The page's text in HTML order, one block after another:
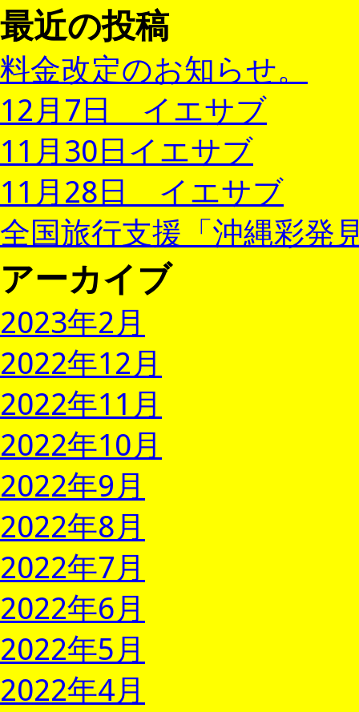
最近の投稿
料金改定のお知らせ。
12月7日 イエサブ
11月30日イエサブ
11月28日 イエサブ
全国旅行支援「沖縄彩発
アーカイブ
2023年2月
2022年12月
2022年11月
2022年10月
2022年9月
2022年8月
2022年7月
2022年6月
2022年5月
2022年4月